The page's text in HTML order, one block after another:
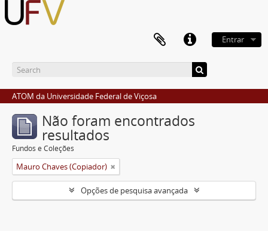
Entrar
ATOM da Universidade Federal de Viçosa
Não foram encontrados
resultados
Fundos e Coleções
Mauro Chaves (Copiador)
Opções de pesquisa avançada